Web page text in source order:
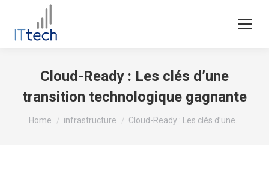
Cloud-Ready : Les clés d’une
transition technologique gagnante
You are here:
Home infrastructure Cloud-Ready : Les clés d’une…